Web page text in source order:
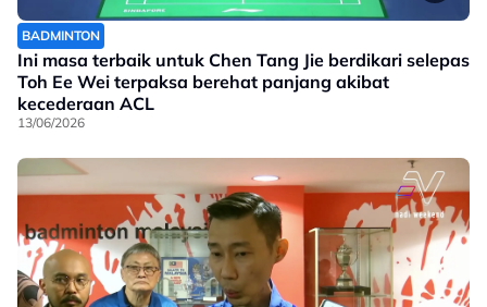
BADMINTON
Ini masa terbaik untuk Chen Tang Jie berdikari selepas
Toh Ee Wei terpaksa berehat panjang akibat
kecederaan ACL
13/06/2026